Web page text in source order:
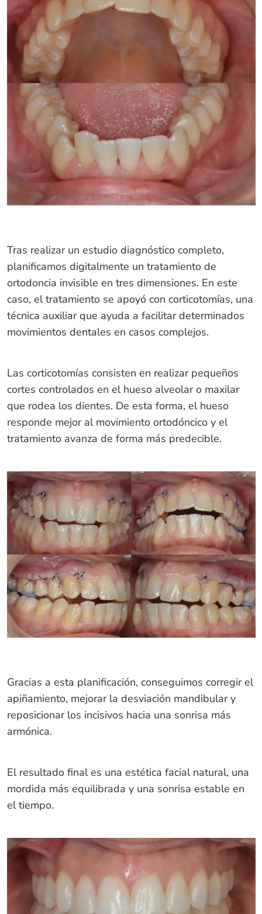
Tras realizar un estudio diagnóstico completo,
planificamos digitalmente un tratamiento de
ortodoncia invisible en tres dimensiones. En este
caso, el tratamiento se apoyó con corticotomías, una
técnica auxiliar que ayuda a facilitar determinados
movimientos dentales en casos complejos.
Las corticotomías consisten en realizar pequeños
cortes controlados en el hueso alveolar o maxilar
que rodea los dientes. De esta forma, el hueso
responde mejor al movimiento ortodóncico y el
tratamiento avanza de forma más predecible.
Gracias a esta planificación, conseguimos corregir el
apiñamiento, mejorar la desviación mandibular y
reposicionar los incisivos hacia una sonrisa más
armónica.
El resultado final es una estética facial natural, una
mordida más equilibrada y una sonrisa estable en
el tiempo.